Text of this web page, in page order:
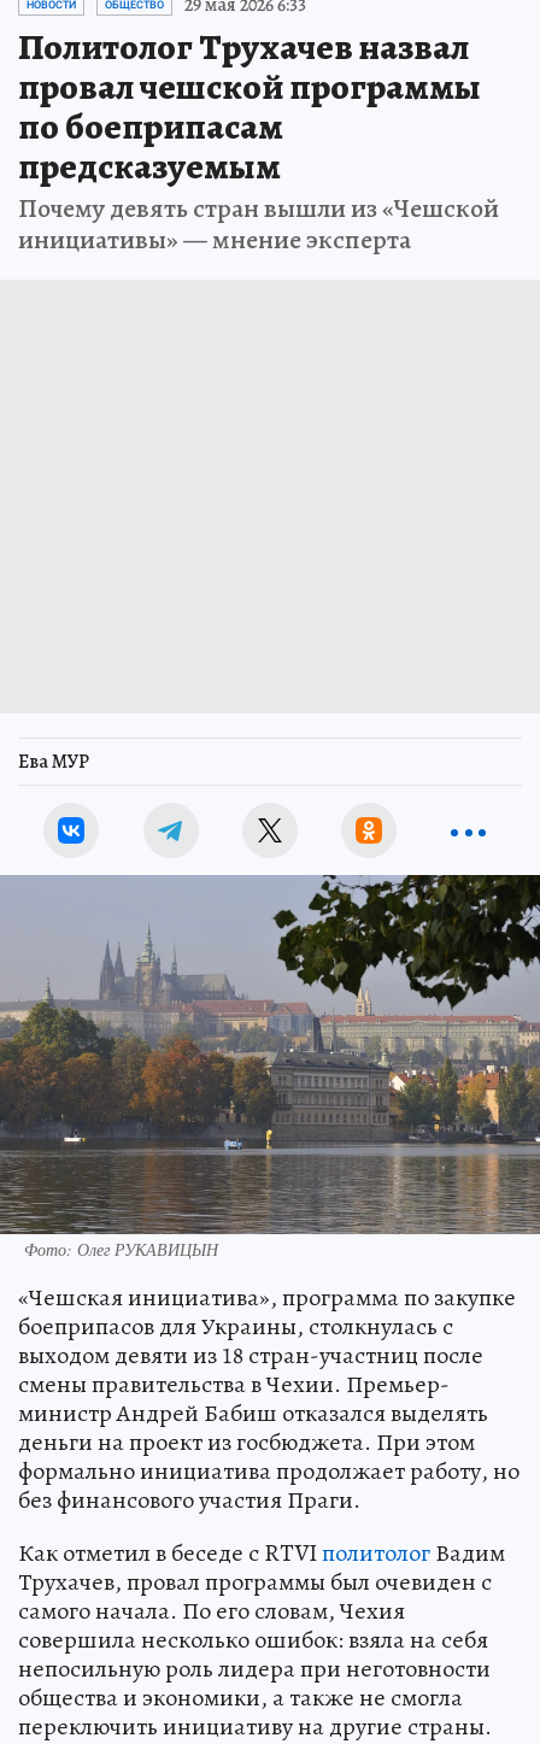
НОВОСТИ ОБЩЕСТВО
Политолог Трухачев назвал
провал чешской программы
по боеприпасам
предсказуемым
Почему девять стран вышли из «Чешской
инициативы» — мнение эксперта
Ева МУР
Фото: Олег РУКАВИЦЫН
«Чешская инициатива», программа по закупке
боеприпасов для Украины, столкнулась с
выходом девяти из 18 стран-участниц после
смены правительства в Чехии. Премьер-
министр Андрей Бабиш отказался выделять
деньги на проект из госбюджета. При этом
формально инициатива продолжает работу, но
без финансового участия Праги.
Как отметил в беседе с RTVIполитологВадим
Трухачев, провал программы был очевиден с
самого начала. По его словам, Чехия
совершила несколько ошибок: взяла на себя
непосильную роль лидера при неготовности
общества и экономики, а также не смогла
переключить инициативу на другие страны.